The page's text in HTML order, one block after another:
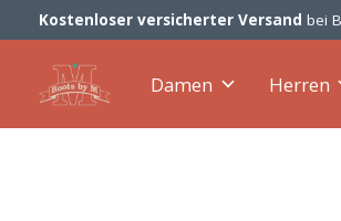
Kostenloser versicherter Versand bei
Damen Herren